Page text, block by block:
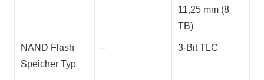
11,25 mm (8
TB)
NAND Flash
Speicher Typ
– 3-Bit TLC